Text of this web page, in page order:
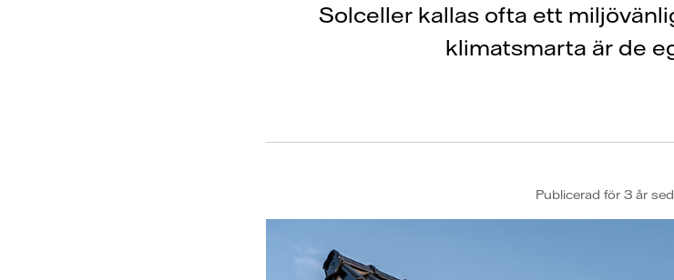
Solceller kallas ofta ett
klimatsmarta är de
Publicerad för 3 år